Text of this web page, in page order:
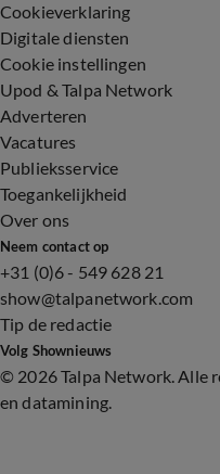
Cookieverklaring
Digitale diensten
Cookie instellingen
Upod & Talpa Network
Adverteren
Vacatures
Publieksservice
Toegankelijkheid
Over ons
Neem contact op
+31 (0)6 - 549 628 21
show@talpanetwork.com
Tip de redactie
Volg Shownieuws
© 2026 Talpa Network. Alle
en datamining.